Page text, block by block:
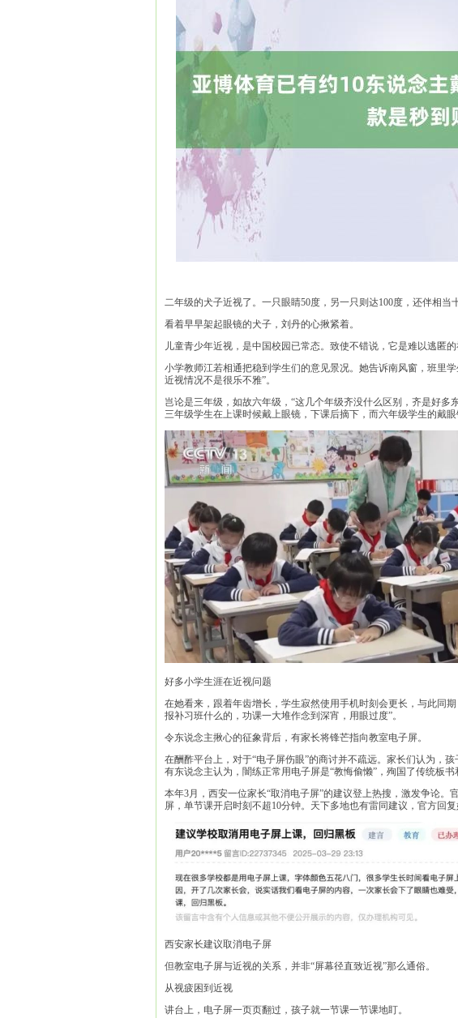
二年级的犬子近视了。一只眼睛50度，另一只则达100度，还伴相当
看着早早架起眼镜的犬子，刘丹的心揪紧着。
儿童青少年近视，是中国校园已常态。致使不错说，它是难以逃匿的
小学教师江若相通把稳到学生们的意见景况。她告诉南风窗，班里
近视情况不是很乐不雅”。
岂论是三年级，如故六年级，“这几个年级齐没什么区别，齐是好多
三年级学生在上课时候戴上眼镜，下课后摘下，而六年级学生的戴眼
好多小学生涯在近视问题
在她看来，跟着年齿增长，学生寂然使用手机时刻会更长，与此同
报补习班什么的，功课一大堆作念到深宵，用眼过度”。
令东说念主揪心的征象背后，有家长将锋芒指向教室电子屏。
在酬酢平台上，对于“电子屏伤眼”的商讨并不疏远。家长们认为，
有东说念主认为，闇练正常用电子屏是“教悔偷懒”，殉国了传统板书
本年3月，西安一位家长“取消电子屏”的建议登上热搜，激发争论
屏，单节课开启时刻不超10分钟。天下多地也有雷同建议，官方回复
西安家长建议取消电子屏
但教室电子屏与近视的关系，并非“屏幕径直致近视”那么通俗。
从视疲困到近视
讲台上，电子屏一页页翻过，孩子就一节课一节课地盯。